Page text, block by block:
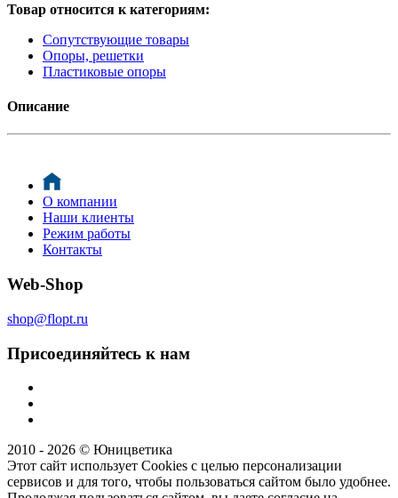
Товар относится к категориям:
Сопутствующие товары
Опоры, решетки
Пластиковые опоры
Описание
О компании
Наши клиенты
Режим работы
Контакты
Web-Shop
shop@flopt.ru
Присоединяйтесь к нам
2010 - 2026 © Юницветика
Этот сайт использует Cookies с целью персонализации
сервисов и для того, чтобы пользоваться сайтом было удобнее.